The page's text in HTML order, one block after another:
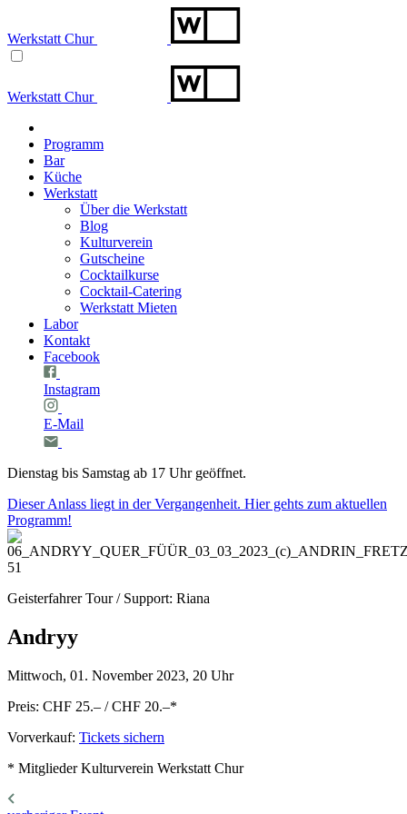
Werkstatt Chur
Werkstatt Chur
Programm
Bar
Küche
Werkstatt
Über die Werkstatt
Blog
Kulturverein
Gutscheine
Cocktailkurse
Cocktail-Catering
Werkstatt Mieten
Labor
Kontakt
Facebook
Instagram
E-Mail
Dienstag bis Samstag ab 17 Uhr geöffnet.
Dieser Anlass liegt in der Vergangenheit. Hier gehts zum aktuellen
Programm!
Geisterfahrer Tour / Support: Riana
Andryy
Mittwoch, 01. November 2023, 20 Uhr
Preis: CHF 25.– / CHF 20.–*
Vorverkauf: Tickets sichern
* Mitglieder Kulturverein Werkstatt Chur